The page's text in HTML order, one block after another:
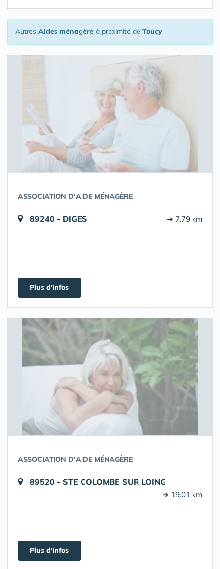
Autres Aides ménagère à proximité de Toucy
ASSOCIATION D'AIDE MÉNAGÈRE
89240 - DIGES ➔ 7.79 km
Plus d'infos
ASSOCIATION D'AIDE MÉNAGÈRE
89520 - STE COLOMBE SUR LOING
➔ 19.01 km
Plus d'infos